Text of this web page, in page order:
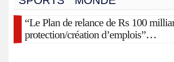
“Le Plan de relance de Rs 100
protection/création d’emplois”…